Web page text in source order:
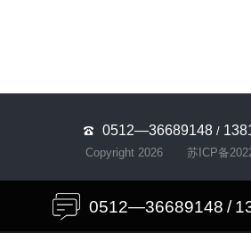
0512—36689148 /
Copyright 2026 苏ICP备
0512—36689148 /